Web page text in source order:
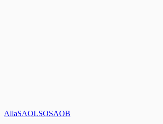
AllaSAOLSOSAOB